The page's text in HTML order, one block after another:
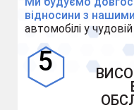
відносини з
автомобілі у